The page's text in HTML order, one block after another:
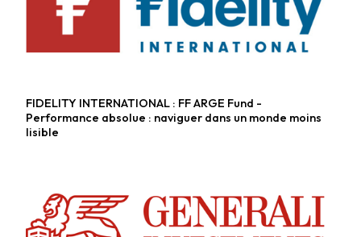
Fonds alternatifs
FIDELITY INTERNATIONAL : FF ARGE Fund -
Performance absolue : naviguer dans un monde moins
lisible